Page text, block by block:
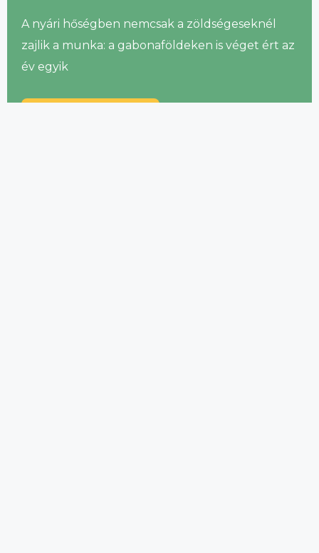
A nyári hőségben nemcsak a zöldségeseknél
zajlik a munka: a gabonaföldeken is véget ért az
év egyik